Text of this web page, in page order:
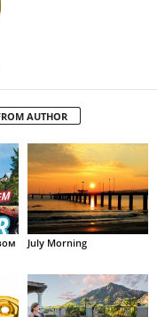
AUTHOR
July Morning